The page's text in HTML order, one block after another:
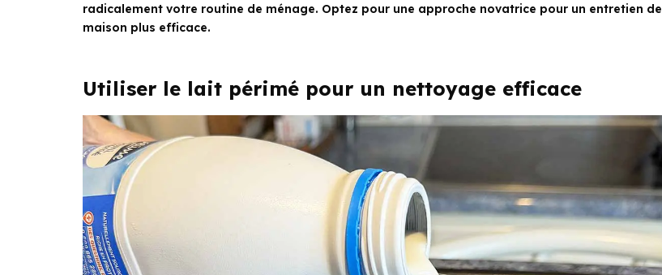
radicalement votre routine de ménage. Optez pour une approche novatrice pour un entretien de
maison plus efficace.
Utiliser le lait périmé pour un nettoyage efficace